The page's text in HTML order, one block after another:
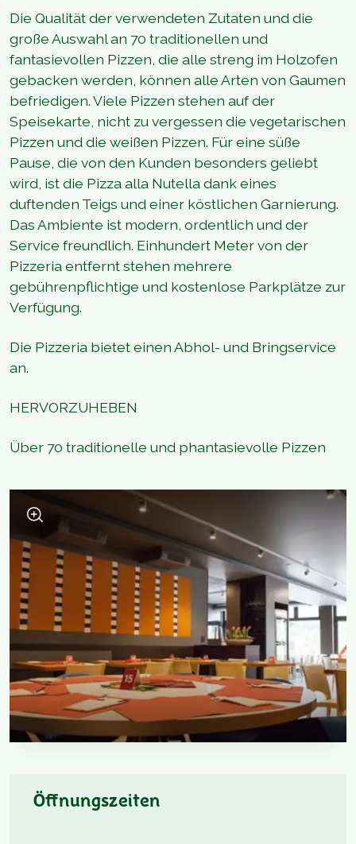
Die Qualität der verwendeten Zutaten und die
große Auswahl an 70 traditionellen und
fantasievollen Pizzen, die alle streng im Holzofen
gebacken werden, können alle Arten von Gaumen
befriedigen. Viele Pizzen stehen auf der
Speisekarte, nicht zu vergessen die vegetarischen
Pizzen und die weißen Pizzen. Für eine süße
Pause, die von den Kunden besonders geliebt
wird, ist die Pizza alla Nutella dank eines
duftenden Teigs und einer köstlichen Garnierung.
Das Ambiente ist modern, ordentlich und der
Service freundlich. Einhundert Meter von der
Pizzeria entfernt stehen mehrere
gebührenpflichtige und kostenlose Parkplätze zur
Verfügung.
Die Pizzeria bietet einen Abhol- und Bringservice
an.
HERVORZUHEBEN
Über 70 traditionelle und phantasievolle Pizzen
Öffnungszeiten